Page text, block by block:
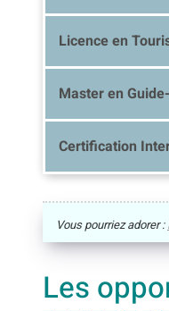
Licence en
Master en
Certification
Vous pourriez adorer :
Les